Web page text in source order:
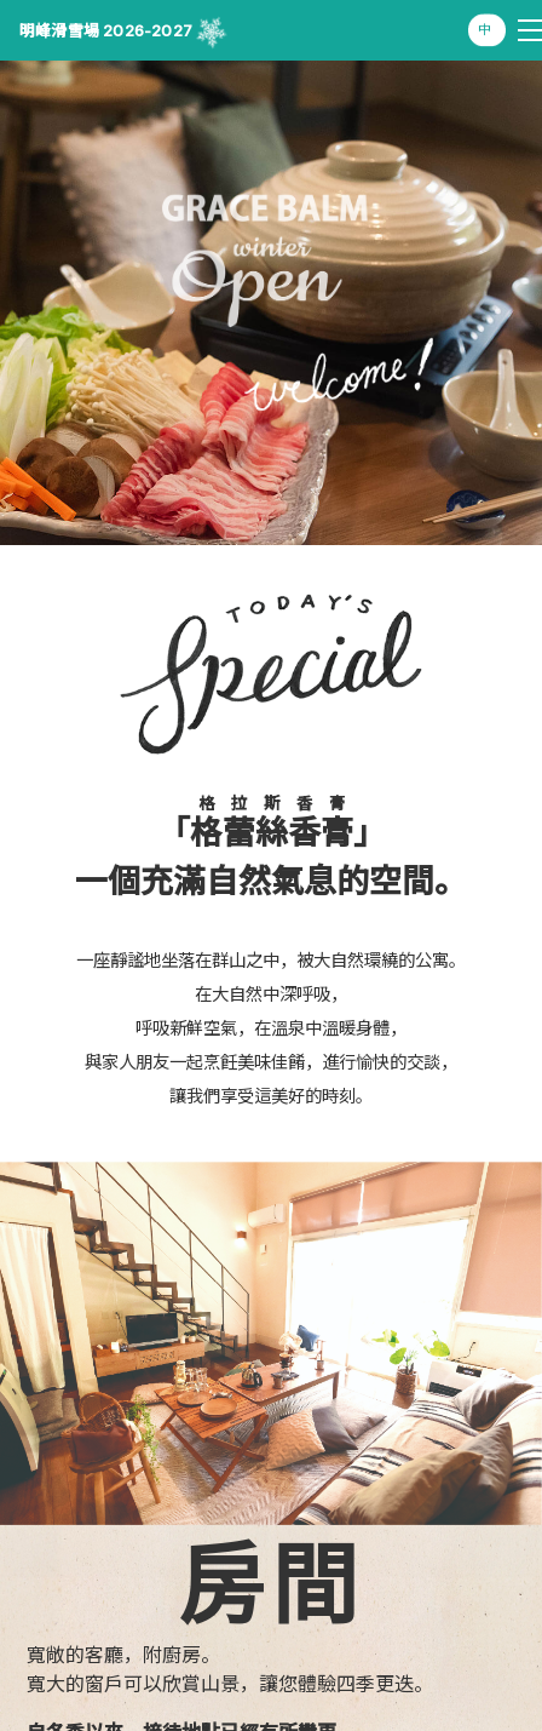
明峰滑雪場 2026-2027
「格蕾絲香膏
格拉斯香膏
」
一個充滿自然氣息的空間。
一座靜謐地坐落在群山之中，被大自然環繞的公寓。
在大自然中深呼吸，
呼吸新鮮空氣，在溫泉中溫暖身體，
與家人朋友一起烹飪美味佳餚，進行愉快的交談，
讓我們享受這美好的時刻。
房間
寬敞的客廳，附廚房。
寬大的窗戶可以欣賞山景，讓您體驗四季更迭。